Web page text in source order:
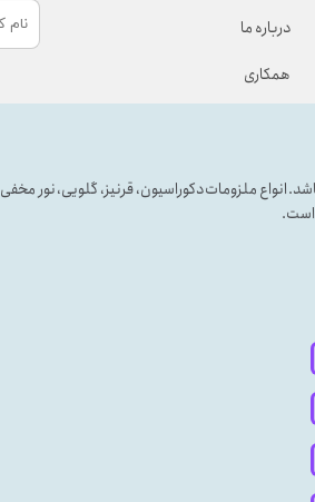
انواع ملزومات دکوراسیون، قرنیز، گلویی، نور
است.
درباره ما
همکاری